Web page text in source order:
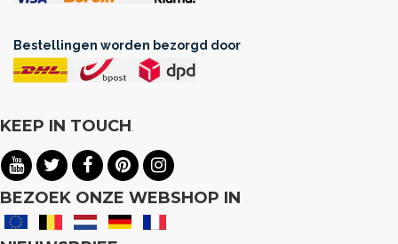
Bestellingen worden bezorgd door
KEEP IN TOUCH.
BEZOEK ONZE WEBSHOP IN